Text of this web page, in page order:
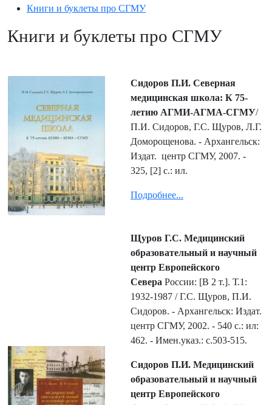
Книги и буклеты про СГМУ
Книги и буклеты про СГМУ
Cидоров П.И. Северная
медицинская школа: К 75-
летию АГМИ-АГМА-СГМУ/
П.И. Сидоров, Г.С. Щуров, Л.Г.
Доморощенова. - Архангельск:
Издат. центр СГМУ, 2007. -
325, [2] с.: ил.
Подробнее...
Щуров Г.С. Медицинский
образовательный и научный
центр Европейского
Севера России: [В 2 т.]. Т.1:
1932-1987 / Г.С. Щуров, П.И.
Сидоров. - Архангельск: Издат.
центр СГМУ, 2002. - 540 с.: ил:
462. - Имен.указ.: с.503-515.
Сидоров П.И. Медицинский
образовательный и научный
центр Европейского